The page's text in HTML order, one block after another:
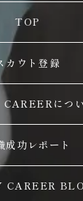
TOP
カウト登録
につ
成功レポート
CAREER